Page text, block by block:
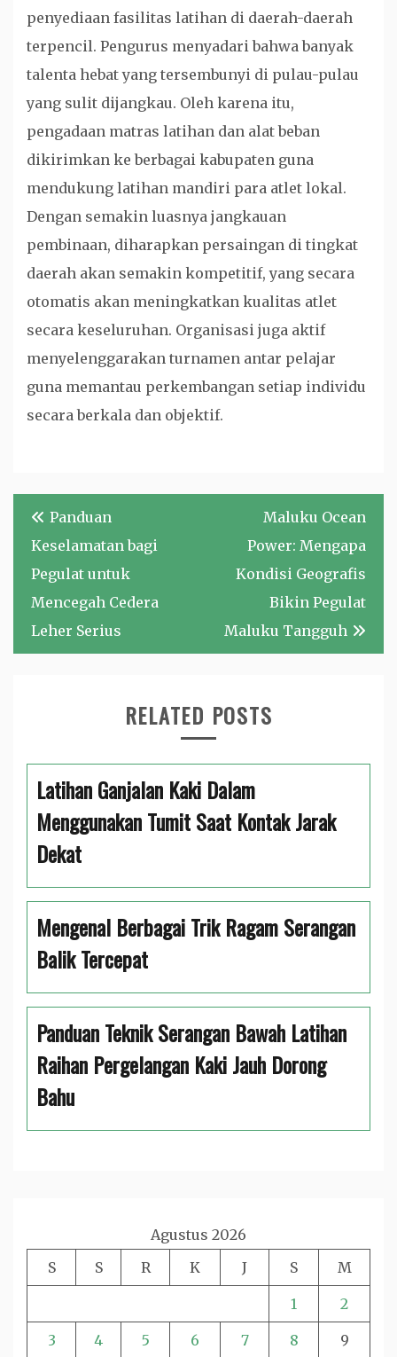
penyediaan fasilitas latihan di daerah-daerah
terpencil. Pengurus menyadari bahwa banyak
talenta hebat yang tersembunyi di pulau-pulau
yang sulit dijangkau. Oleh karena itu,
pengadaan matras latihan dan alat beban
dikirimkan ke berbagai kabupaten guna
mendukung latihan mandiri para atlet lokal.
Dengan semakin luasnya jangkauan
pembinaan, diharapkan persaingan di tingkat
daerah akan semakin kompetitif, yang secara
otomatis akan meningkatkan kualitas atlet
secara keseluruhan. Organisasi juga aktif
menyelenggarakan turnamen antar pelajar
guna memantau perkembangan setiap individu
secara berkala dan objektif.
Navigasi
pos
Panduan
Keselamatan bagi
Pegulat untuk
Mencegah Cedera
Leher Serius
Maluku Ocean
Power: Mengapa
Kondisi Geografis
Bikin Pegulat
Maluku Tangguh
RELATED POSTS
Latihan Ganjalan Kaki Dalam
Menggunakan Tumit Saat Kontak Jarak
Dekat
Mengenal Berbagai Trik Ragam Serangan
Balik Tercepat
Panduan Teknik Serangan Bawah Latihan
Raihan Pergelangan Kaki Jauh Dorong
Bahu
Agustus 2026
S
S R K J S M
1 2
3 4 5 6 7 8 9